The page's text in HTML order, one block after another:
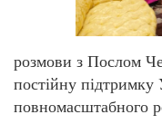
розмови з Послом
постійну підтримку
повномасштабного